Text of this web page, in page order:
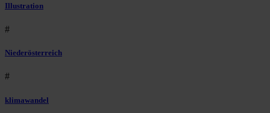
Illustration
#
Niederösterreich
#
klimawandel